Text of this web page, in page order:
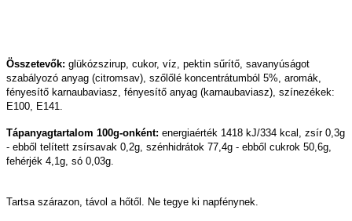
Összetevők: glükózszirup, cukor, víz, pektin sűrítő, savanyúságot
szabályozó anyag (citromsav), szőlőlé koncentrátumból 5%, aromák,
fényesítő karnaubaviasz, fényesítő anyag (karnaubaviasz), színezékek:
E100, E141.
Tápanyagtartalom 100g-onként: energiaérték 1418 kJ/334 kcal, zsír 0,3g
- ebből telített zsírsavak 0,2g, szénhidrátok 77,4g - ebből cukrok 50,6g,
fehérjék 4,1g, só 0,03g.
Tartsa szárazon, távol a hőtől. Ne tegye ki napfénynek.